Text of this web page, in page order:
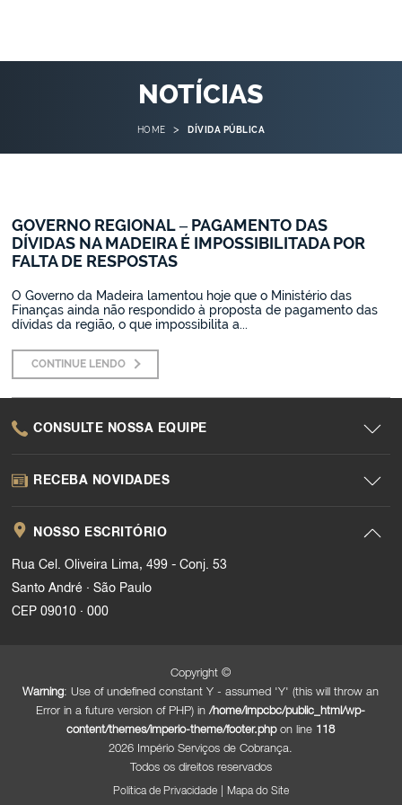
NOTÍCIAS
HOME > DÍVIDA PÚBLICA
GOVERNO REGIONAL – PAGAMENTO DAS
DÍVIDAS NA MADEIRA É IMPOSSIBILITADA POR
FALTA DE RESPOSTAS
O Governo da Madeira lamentou hoje que o Ministério das
Finanças ainda não respondido à proposta de pagamento das
dívidas da região, o que impossibilita a...
CONTINUE LENDO
CONSULTE NOSSA EQUIPE
RECEBA NOVIDADES
NOSSO ESCRITÓRIO
Rua Cel. Oliveira Lima, 499 - Conj. 53
Santo André
São Paulo
CEP 09010
000
Copyright ©
Warning: Use of undefined constant Y - assumed 'Y' (this will throw an
Error in a future version of PHP) in/home/impcbc/public_html/wp-
content/themes/imperio-theme/footer.phpon line 118
2026 Império Serviços de Cobrança.
Todos os direitos reservados
Política de Privacidade| Mapa do Site